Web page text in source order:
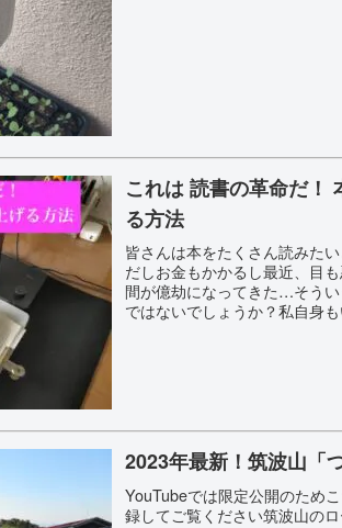
これは 読書の革命だ！
る方法
皆さんは本をたくさん読みた
だしお金もかかるし最近、目
間が億劫になってきた…そう
ではないでしょうか？私自身
macBookで簡単に 「聞く読書
げる方法があるのですこれか
りてきた本やメルカリなどで
く読書」のように 1ヵ月に何
きるのです。
2023年最新！筑波山「
YouTubeでは限定公開のため
録してご覧ください筑波山の